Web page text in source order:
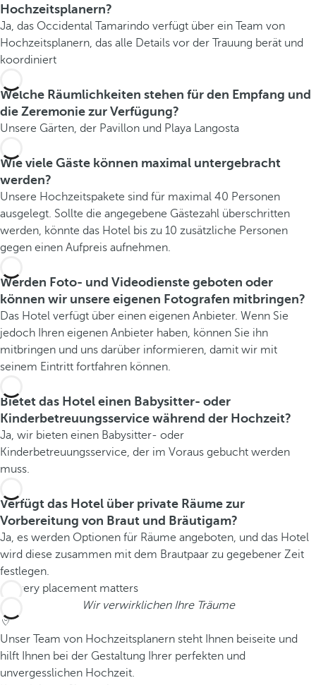
Hochzeitsplanern?
Ja, das Occidental Tamarindo verfügt über ein Team von
Hochzeitsplanern, das alle Details vor der Trauung berät und
koordiniert
Welche Räumlichkeiten stehen für den Empfang und
die Zeremonie zur Verfügung?
Unsere Gärten, der Pavillon und Playa Langosta
Wie viele Gäste können maximal untergebracht
werden?
Unsere Hochzeitspakete sind für maximal 40 Personen
ausgelegt. Sollte die angegebene Gästezahl überschritten
werden, könnte das Hotel bis zu 10 zusätzliche Personen
gegen einen Aufpreis aufnehmen.
Werden Foto- und Videodienste geboten oder
können wir unsere eigenen Fotografen mitbringen?
Das Hotel verfügt über einen eigenen Anbieter. Wenn Sie
jedoch Ihren eigenen Anbieter haben, können Sie ihn
mitbringen und uns darüber informieren, damit wir mit
seinem Eintritt fortfahren können.
Bietet das Hotel einen Babysitter- oder
Kinderbetreuungsservice während der Hochzeit?
Ja, wir bieten einen Babysitter- oder
Kinderbetreuungsservice, der im Voraus gebucht werden
muss.
Verfügt das Hotel über private Räume zur
Vorbereitung von Braut und Bräutigam?
Ja, es werden Optionen für Räume angeboten, und das Hotel
wird diese zusammen mit dem Brautpaar zu gegebener Zeit
festlegen.
Wir verwirklichen Ihre Träume
Unser Team von Hochzeitsplanern steht Ihnen beiseite und
hilft Ihnen bei der Gestaltung Ihrer perfekten und
unvergesslichen Hochzeit.